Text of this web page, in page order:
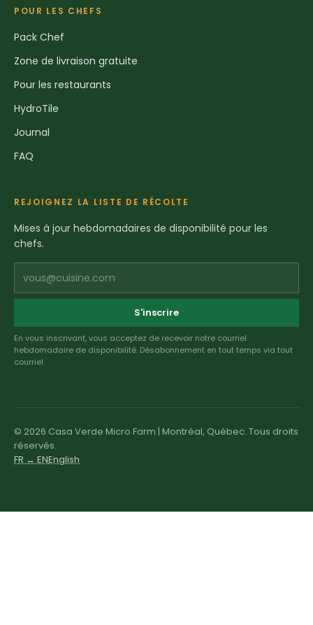
POUR LES CHEFS
Pack Chef
Zone de livraison gratuite
Pour les restaurants
HydroTile
Journal
FAQ
REJOIGNEZ LA LISTE DE RÉCOLTE
Mises à jour hebdomadaires de disponibilité pour les
chefs.
vous@cuisine.com
S'inscrire
En vous inscrivant, vous acceptez de recevoir notre courriel
hebdomadaire de disponibilité. Désabonnement en tout temps via tout
courriel.
© 2026 Casa Verde Micro Farm | Montréal, Québec. Tous droits
réservés.
FR ↔ ENEnglish